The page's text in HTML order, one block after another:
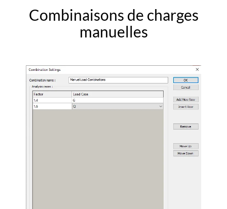
Combinaisons de charges
manuelles